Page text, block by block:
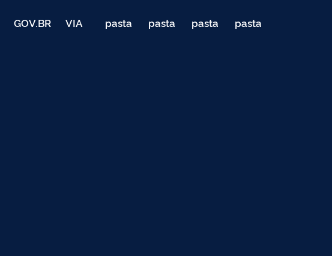
GOV.BR VIA
040
pasta
de
pasta
de
pasta
de
pasta
de